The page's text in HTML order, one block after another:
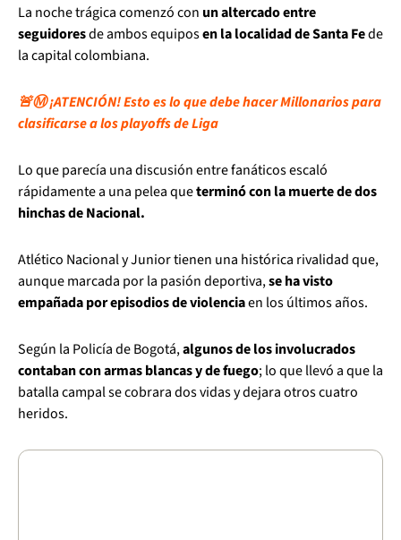
La noche trágica comenzó con un altercado entre
seguidoresde ambos equiposen la localidad de Santa Fede
la capital colombiana.
🚨Ⓜ️ ¡ATENCIÓN! Esto es lo que debe hacer Millonarios para
clasificarse a los playoffs de Liga
Lo que parecía una discusión entre fanáticos escaló
rápidamente a una pelea queterminó con la muerte de dos
hinchas de Nacional.
Atlético Nacional y Junior tienen una histórica rivalidad que,
aunque marcada por la pasión deportiva,se ha visto
empañada por episodios de violenciaen los últimos años.
Según la Policía de Bogotá,algunos de los involucrados
contaban con armas blancas y de fuego; lo que llevó a que la
batalla campal se cobrara dos vidas y dejara otros cuatro
heridos.